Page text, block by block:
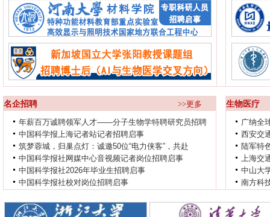
名企招聘 >>更多
生物医疗
年薪百万诚聘领军人才——分子生物学特聘研究员招聘
中国科学报上海记者站记者招聘启事
筑梦蓉城，归巢点灯：诚邀50位“电力侠客”，共赴
中国科学报社网媒中心音视频记者岗位招聘启事
中国科学报社2026年毕业生招聘启事
中国科学报社校对岗位招聘启事
广纳全
西安交
陆军特
上海交
中山大
南方科